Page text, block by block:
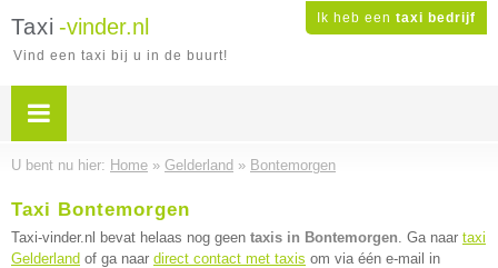
Ik heb een taxi bedrijf
Taxi -vinder.nl
Vind een taxi bij u in de buurt!
U bent nu hier: Home » Gelderland » Bontemorgen
Taxi Bontemorgen
Taxi-vinder.nl bevat helaas nog geen taxis in Bontemorgen. Ga naar taxi
Gelderland of ga naar direct contact met taxis om via één e-mail in